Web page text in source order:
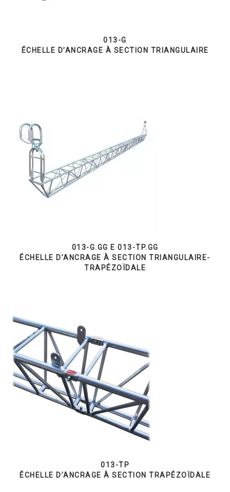
013-G
ÉCHELLE D’ANCRAGE À SECTION TRIANGULAIRE
013-G.GG E 013-TP.GG
ÉCHELLE D’ANCRAGE À SECTION TRIANGULAIRE-
TRAPÉZOÏDALE
013-TP
ÉCHELLE D’ANCRAGE À SECTION TRAPÉZOÏDALE